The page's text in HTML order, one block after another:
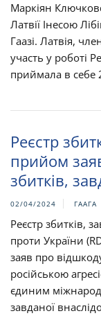
Маркіян
Латвії Інесою
Гаазі. Латвія,
участь у роботі
приймала в себе
Реєстр
прийом
збитків,
02/04/2024 ГААГА
Реєстр збитків,
проти України
заяв про
російською
єдиним
завданої